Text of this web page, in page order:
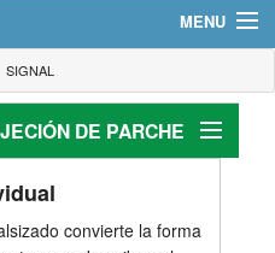
MENU
SIGNAL
DE PARCHE
Generación de estímulo
convierte la forma